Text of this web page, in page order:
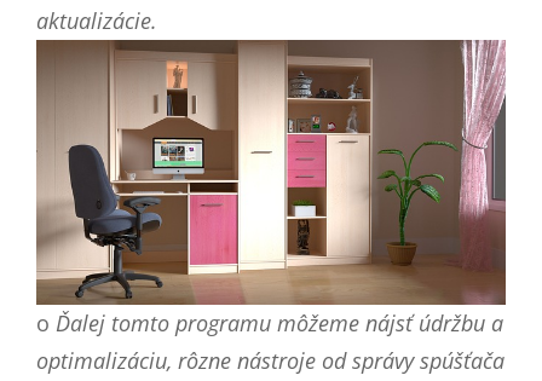
aktualizácie.
o Ďalej tomto programu môžeme nájsť údržbu a
optimalizáciu, rôzne nástroje od správy spúšťača